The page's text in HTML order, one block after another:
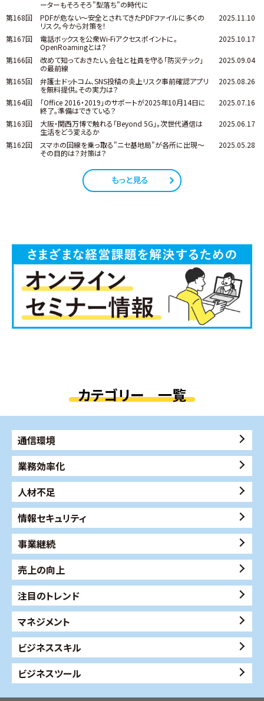
ーターもそろそろ"型落ち"の時代に
第168回
PDFが危ない～安全とされてきたPDFファイルに多くの
リスク。今から対策を！
2025.11.10
第167回
電話ボックスを公衆Wi-Fiアクセスポイントに。
OpenRoamingとは？
2025.10.17
第166回
改めて知っておきたい。会社と社員を守る「防災テック」
の最前線
2025.09.04
第165回
弁護士ドットコム、SNS投稿の炎上リスク事前確認アプリ
を無料提供。その実力は？
2025.08.26
第164回
「Office 2016・2019」のサポートが2025年10月14日に
終了。準備はできている？
2025.07.16
第163回
大阪・関西万博で触れる「Beyond 5G」。次世代通信は
生活をどう変えるか
2025.06.17
第162回
スマホの回線を乗っ取る"ニセ基地局"が各所に出現～
その目的は？対策は？
2025.05.28
もっと見る
カテゴリー 一覧
通信環境
業務効率化
人材不足
情報セキュリティ
事業継続
売上の向上
注目のトレンド
マネジメント
ビジネススキル
ビジネスツール